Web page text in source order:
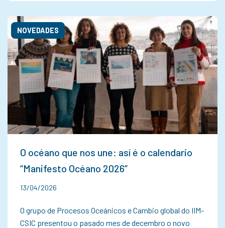
O océano que nos une: así é o calendario
“Manifesto Océano 2026”
NOVEDADES
13/04/2026
O grupo de Procesos Oceánicos e Cambio global do IIM-
CSIC presentou o pasado mes de decembro o novo